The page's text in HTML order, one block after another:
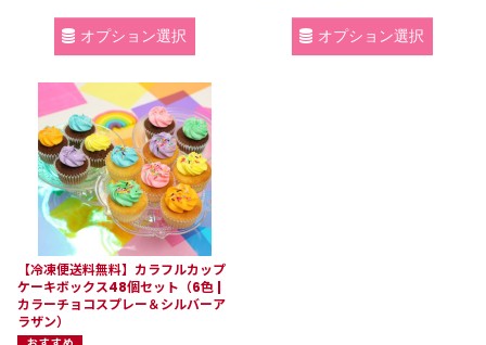
オプション選択 オプション選択
【冷凍便送料無料】カラフルカップ
ケーキボックス48個セット（6色 |
カラーチョコスプレー＆シルバーア
ラザン）